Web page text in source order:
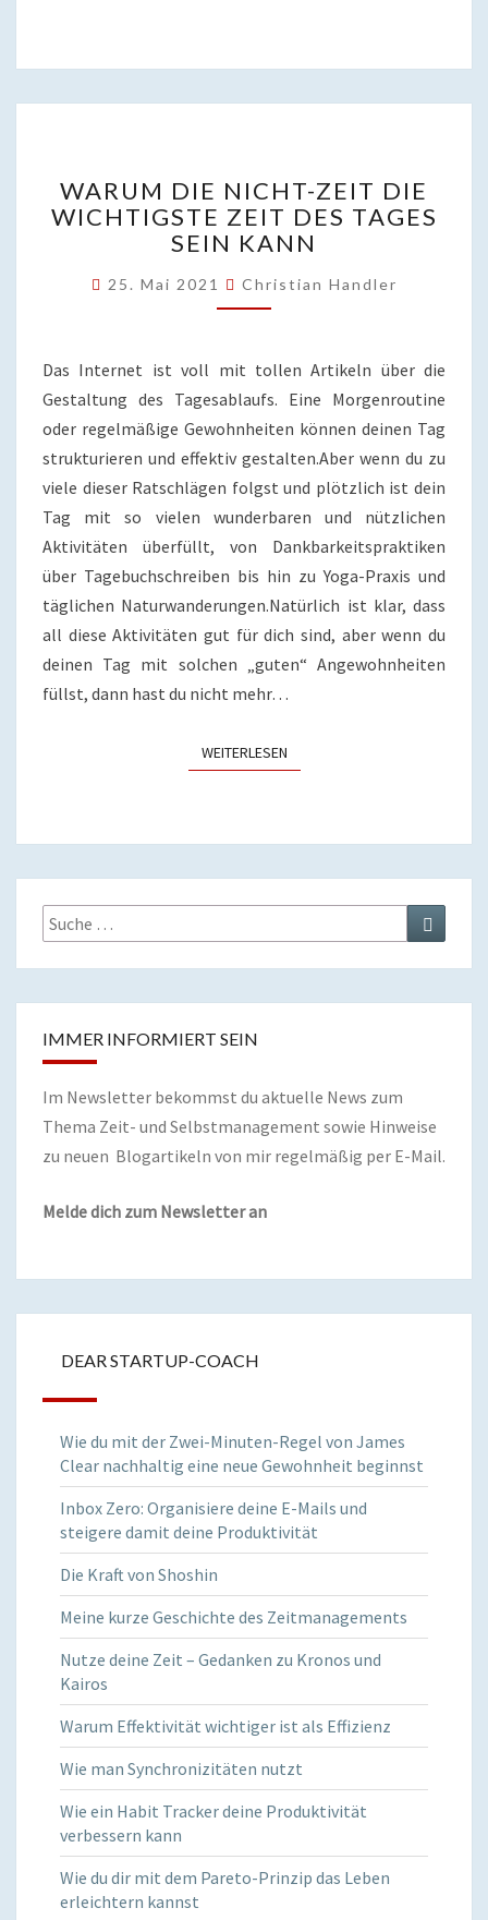
DIE
NICHT-
ZEIT
WICHTIGSTE
ZEIT
TAGES
SEIN
KANN
WARUM DIE NICHT-ZEIT DIE
WICHTIGSTE ZEIT DES TAGES
SEIN KANN
25. Mai 2021 Christian Handler
Das Internet ist voll mit tollen Artikeln über die
Gestaltung des Tagesablaufs. Eine Morgenroutine
oder regelmäßige Gewohnheiten können deinen Tag
strukturieren und effektiv gestalten.Aber wenn du zu
viele dieser Ratschlägen folgst und plötzlich ist dein
Tag mit so vielen wunderbaren und nützlichen
Aktivitäten überfüllt, von Dankbarkeitspraktiken
über Tagebuchschreiben bis hin zu Yoga-Praxis und
täglichen Naturwanderungen.Natürlich ist klar, dass
all diese Aktivitäten gut für dich sind, aber wenn du
deinen Tag mit solchen „guten“ Angewohnheiten
füllst, dann hast du nicht mehr…
WEITERLESENWEITERLESEN
Suche
nach:
Suchen
IMMER INFORMIERT SEIN
Im Newsletter bekommst du aktuelle News zum
Thema Zeit- und Selbstmanagement sowie Hinweise
zu neuen Blogartikeln von mir regelmäßig per E-Mail.
Melde dich zum Newsletter an
DEAR STARTUP-COACH
Wie du mit der Zwei-Minuten-Regel von James
Clear nachhaltig eine neue Gewohnheit beginnst
Inbox Zero: Organisiere deine E-Mails und
steigere damit deine Produktivität
Die Kraft von Shoshin
Meine kurze Geschichte des Zeitmanagements
Nutze deine Zeit – Gedanken zu Kronos und
Kairos
Warum Effektivität wichtiger ist als Effizienz
Wie man Synchronizitäten nutzt
Wie ein Habit Tracker deine Produktivität
verbessern kann
Wie du dir mit dem Pareto-Prinzip das Leben
erleichtern kannst